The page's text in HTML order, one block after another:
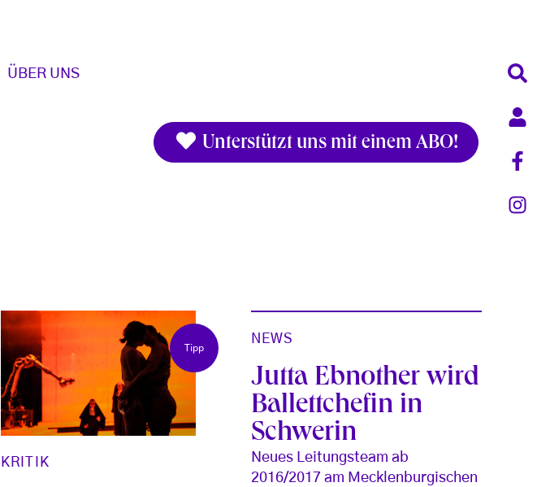
ÜBER UNS
Unterstützt uns mit einem ABO!
Tipp
KRITIK
NEWS
Jutta Ebnother wird
Ballettchefin in
Schwerin
Neues Leitungsteam ab
2016/2017 am Mecklenburgischen